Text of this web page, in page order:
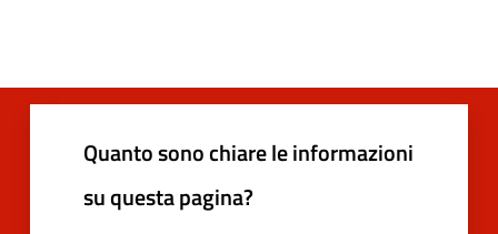
Quanto sono chiare le informazioni
su questa pagina?